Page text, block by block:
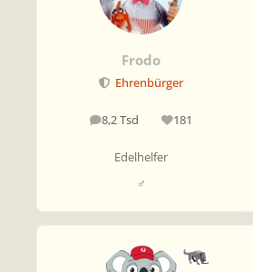
Frodo
Ehrenbürger
8,2 Tsd
Beiträge 181
Reputation
Edelhelfer
♂